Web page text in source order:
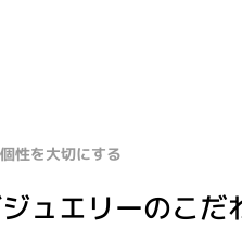
性を大切にする
ュエリーのこだ